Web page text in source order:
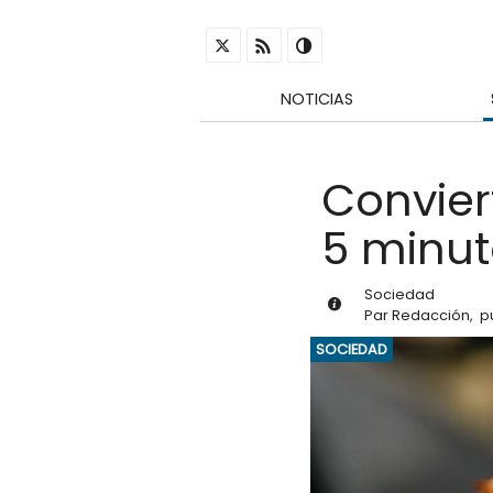
NOTICIAS
5
Sociedad
ParRedacción,
SOCIEDAD